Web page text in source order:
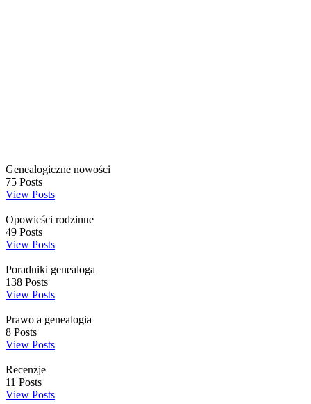
Genealogiczne nowości
75 Posts
View Posts
Opowieści rodzinne
49 Posts
View Posts
Poradniki genealoga
138 Posts
View Posts
Prawo a genealogia
8 Posts
View Posts
Recenzje
11 Posts
View Posts